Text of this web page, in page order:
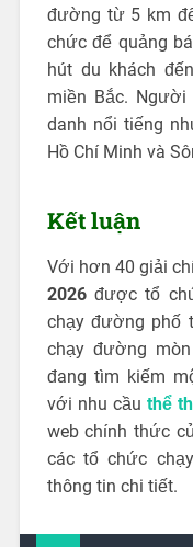
đường từ 5 km
chức để quảng
hút du khách
miền Bắc.
danh nổi tiếng
Hồ Chí Minh và
Kết luận
Với hơn 40 giải
2026 được tổ
chạy đường phố
chạy đường
đang tìm kiếm
với nhu cầu thể
web chính thức
các tổ chức
thông tin chi tiết.